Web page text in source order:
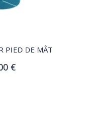
PIED DE MÂT
€
panier